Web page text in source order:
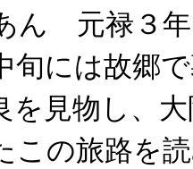
ん 元禄３
旬には故郷
を見物し、
この旅路を